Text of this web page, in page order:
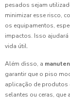
pesados sejam
minimizar esse risco,
os equipamentos,
impactos. Isso
vida útil.
Além disso, a
garantir que o piso
aplicação de produtos
selantes ou ceras, que